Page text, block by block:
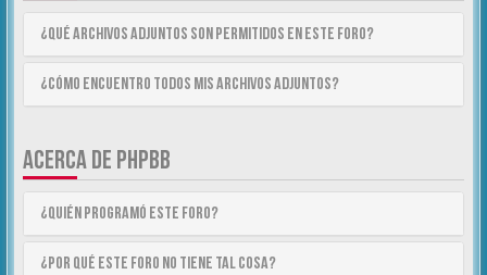
¿Qué archivos adjuntos son permitidos en este foro?
¿Cómo encuentro todos mis archivos adjuntos?
ACERCA DE PHPBB
¿Quién programó este foro?
¿Por qué este foro no tiene tal cosa?